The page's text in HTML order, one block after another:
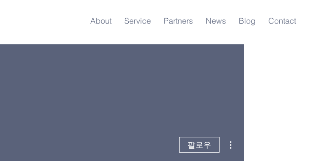
About Service Partners News Blog Contact
팔로우